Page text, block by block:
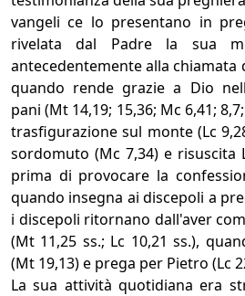
vangeli ce lo presentano in
rivelata dal Padre la sua
antecedentemente alla chiamata
quando rende grazie a Dio
pani (Mt 14,19; 15,36; Mc 6,41;
trasfigurazione sul monte (Lc
sordomuto (Mc 7,34) e risuscita
prima di provocare la
quando insegna ai discepoli a
i discepoli ritornano dall'aver
(Mt 11,25 ss.; Lc 10,21 ss.),
(Mt 19,13) e prega per Pietro (Lc
La sua attività quotidiana era